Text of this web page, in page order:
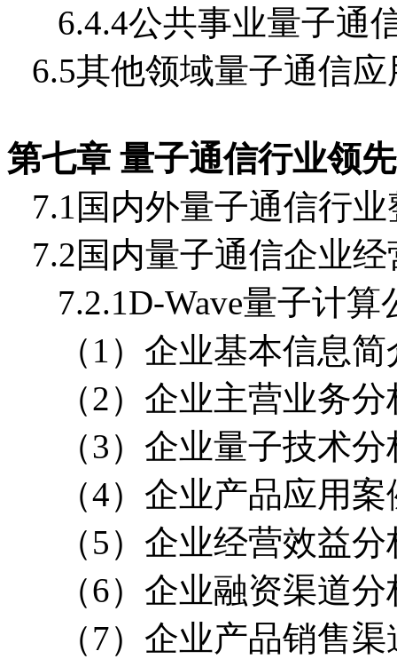
6.4.4公共事业量子通
6.5其他领域量子通信
第七章 量子通信行业领
7.1国内外量子通信行
7.2国内量子通信企业
7.2.1D-Wave量子计算
（1）企业基本信息简
（2）企业主营业务分
（3）企业量子技术分
（4）企业产品应用案
（5）企业经营效益分
（6）企业融资渠道分
（7）企业产品销售渠